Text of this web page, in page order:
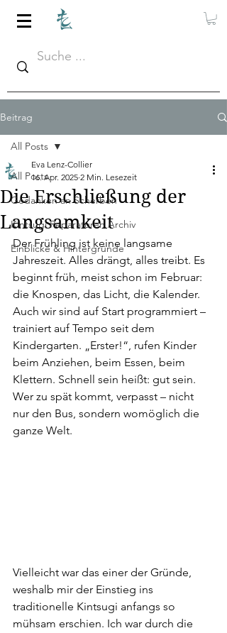
Beitrag
All Posts
Gedanken an Scherben
Kintsugi Reparaturen Archiv
Einblicke & Hintergründe
All Posts
Die Erschließung der
Langsamkeit
Eva Lenz-Collier
16. Apr. 2025 2 Min. Lesezeit
Der Frühling ist keine langsame
Jahreszeit. Alles drängt, alles treibt. Es
beginnt früh, meist schon im Februar:
die Knospen, das Licht, die Kalender.
Auch wir sind auf Start programmiert –
trainiert auf Tempo seit dem
Kindergarten. „Erster!“, rufen Kinder
beim Anziehen, beim Essen, beim
Klettern. Schnell sein heißt: gut sein.
Wer zu spät kommt, verpasst – nicht
nur den Bus, sondern womöglich die
ganze Welt.
Vielleicht war das einer der Gründe,
weshalb mir der Einstieg ins
traditionelle Kintsugi anfangs so
mühsam erschien. Ich war durch die